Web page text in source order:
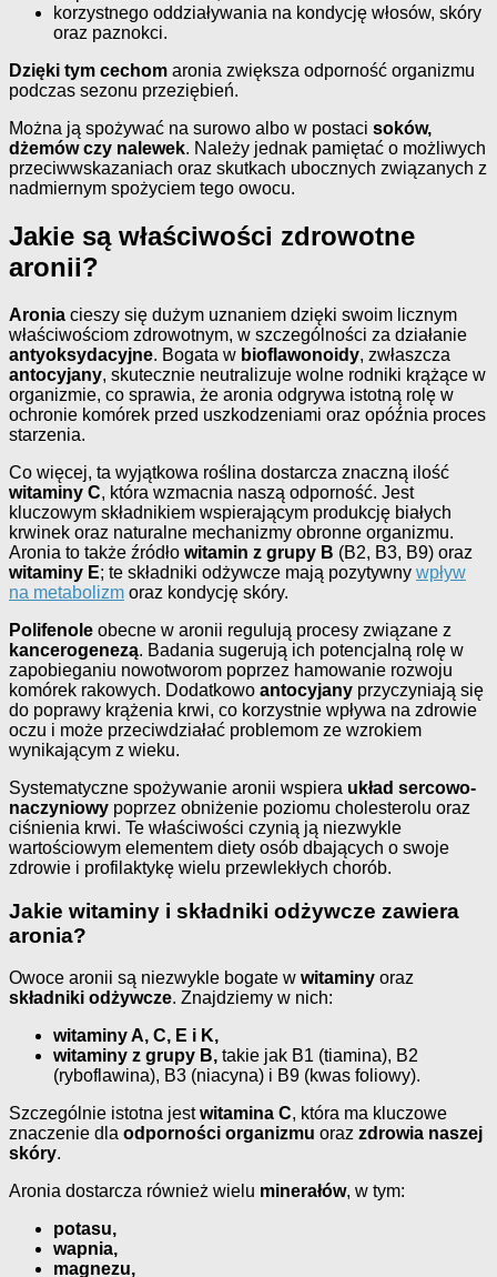
korzystnego oddziaływania na kondycję włosów, skóry
oraz paznokci.
Dzięki tym cechom aronia zwiększa odporność organizmu
podczas sezonu przeziębień.
Można ją spożywać na surowo albo w postaci soków,
dżemów czy nalewek. Należy jednak pamiętać o możliwych
przeciwwskazaniach oraz skutkach ubocznych związanych z
nadmiernym spożyciem tego owocu.
Jakie są właściwości zdrowotne
aronii?
Aronia cieszy się dużym uznaniem dzięki swoim licznym
właściwościom zdrowotnym, w szczególności za działanie
antyoksydacyjne. Bogata w bioflawonoidy, zwłaszcza
antocyjany, skutecznie neutralizuje wolne rodniki krążące w
organizmie, co sprawia, że aronia odgrywa istotną rolę w
ochronie komórek przed uszkodzeniami oraz opóźnia proces
starzenia.
Co więcej, ta wyjątkowa roślina dostarcza znaczną ilość
witaminy C, która wzmacnia naszą odporność. Jest
kluczowym składnikiem wspierającym produkcję białych
krwinek oraz naturalne mechanizmy obronne organizmu.
Aronia to także źródło witamin z grupy B (B2, B3, B9) oraz
witaminy E; te składniki odżywcze mają pozytywny wpływ
na metabolizm oraz kondycję skóry.
Polifenole obecne w aronii regulują procesy związane z
kancerogenezą. Badania sugerują ich potencjalną rolę w
zapobieganiu nowotworom poprzez hamowanie rozwoju
komórek rakowych. Dodatkowo antocyjany przyczyniają się
do poprawy krążenia krwi, co korzystnie wpływa na zdrowie
oczu i może przeciwdziałać problemom ze wzrokiem
wynikającym z wieku.
Systematyczne spożywanie aronii wspiera układ sercowo-
naczyniowy poprzez obniżenie poziomu cholesterolu oraz
ciśnienia krwi. Te właściwości czynią ją niezwykle
wartościowym elementem diety osób dbających o swoje
zdrowie i profilaktykę wielu przewlekłych chorób.
Jakie witaminy i składniki odżywcze zawiera
aronia?
Owoce aronii są niezwykle bogate w witaminy oraz
składniki odżywcze. Znajdziemy w nich:
witaminy A, C, E i K,
witaminy z grupy B, takie jak B1 (tiamina), B2
(ryboflawina), B3 (niacyna) i B9 (kwas foliowy).
Szczególnie istotna jestwitamina C, która ma kluczowe
znaczenie dla odporności organizmu oraz zdrowia naszej
skóry.
Aronia dostarcza również wielu minerałów, w tym:
potasu,
wapnia,
magnezu,